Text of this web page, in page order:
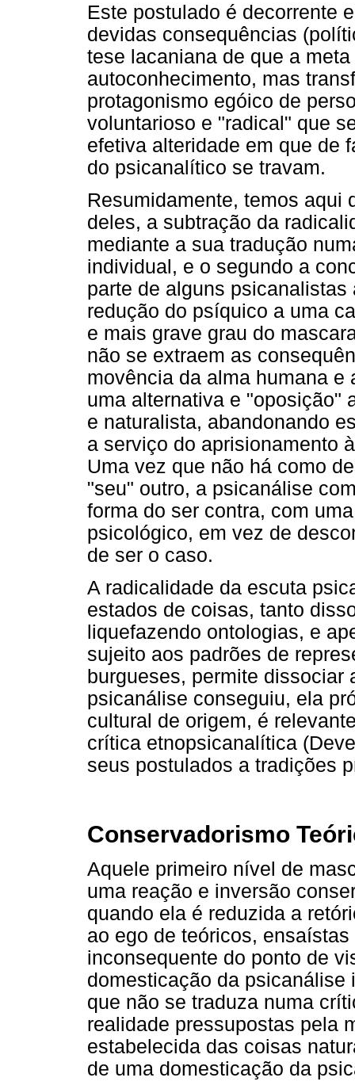
Este postulado é decorrente
devidas consequências
tese lacaniana de que a
autoconhecimento, mas
protagonismo egóico de
voluntarioso e "radical" que
efetiva alteridade em que de
do psicanalítico se travam.
Resumidamente, temos aqui
deles, a subtração da
mediante a sua tradução
individual, e o segundo a
parte de alguns
redução do psíquico a uma
e mais grave grau do
não se extraem as
movência da alma humana e
uma alternativa e "oposição"
e naturalista, abandonando
a serviço do aprisionamento
Uma vez que não há como
"seu" outro, a psicanálise
forma do ser contra, com
psicológico, em vez de
de ser o caso.
A radicalidade da escuta
estados de coisas, tanto
liquefazendo ontologias, e
sujeito aos padrões de
burgueses, permite dissociar
psicanálise conseguiu, ela
cultural de origem, é
crítica etnopsicanalítica
seus postulados a tradições
Conservadorismo
Aquele primeiro nível de
uma reação e inversão
quando ela é reduzida a
ao ego de teóricos,
inconsequente do ponto de
domesticação da psicanálise
que não se traduza numa
realidade pressupostas pela
estabelecida das coisas
de uma domesticação da